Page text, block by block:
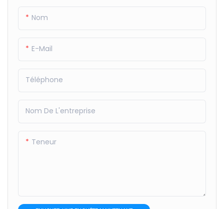
Nom
E-Mail
Téléphone
Nom De L'entreprise
Teneur